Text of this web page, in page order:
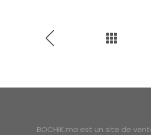
BOCHIK.ma est un site de